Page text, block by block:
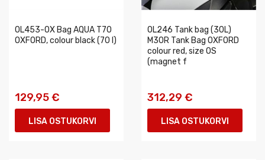
OL453-OX Bag AQUA T70
OXFORD, colour black (70 l)
129,95 €
LISA OSTUKORVI
OL246 Tank bag (30L)
M30R Tank Bag OXFORD
colour red, size OS
(magnet f
312,29 €
LISA OSTUKORVI